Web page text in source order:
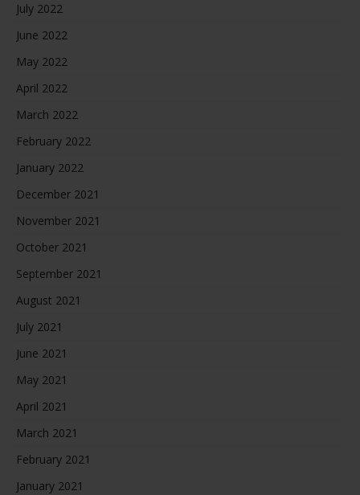
July 2022
June 2022
May 2022
April 2022
March 2022
February 2022
January 2022
December 2021
November 2021
October 2021
September 2021
August 2021
July 2021
June 2021
May 2021
April 2021
March 2021
February 2021
January 2021